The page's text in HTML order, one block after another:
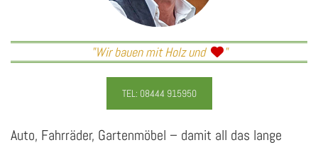
"Wir bauen mit Holz und "
TEL: 08444 915950
Auto, Fahrräder, Gartenmöbel – damit all das lange